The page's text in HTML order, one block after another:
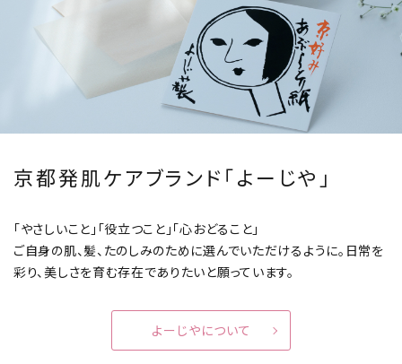
京都発肌ケアブランド「よーじや」
「やさしいこと」「役立つこと」「心おどること」
ご自身の肌、髪、たのしみのために選んでいただけるように。 日常を
彩り、美しさを育む存在でありたいと願っています。
よーじやについて